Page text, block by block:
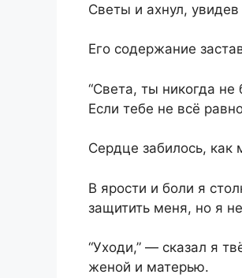
Светы и ахнул,
Его содержание
“Света, ты никогда
Если тебе не всё
Сердце забилось, как
В ярости и боли я
защитить меня, но я
“Уходи,” — сказал я
женой и матерью.